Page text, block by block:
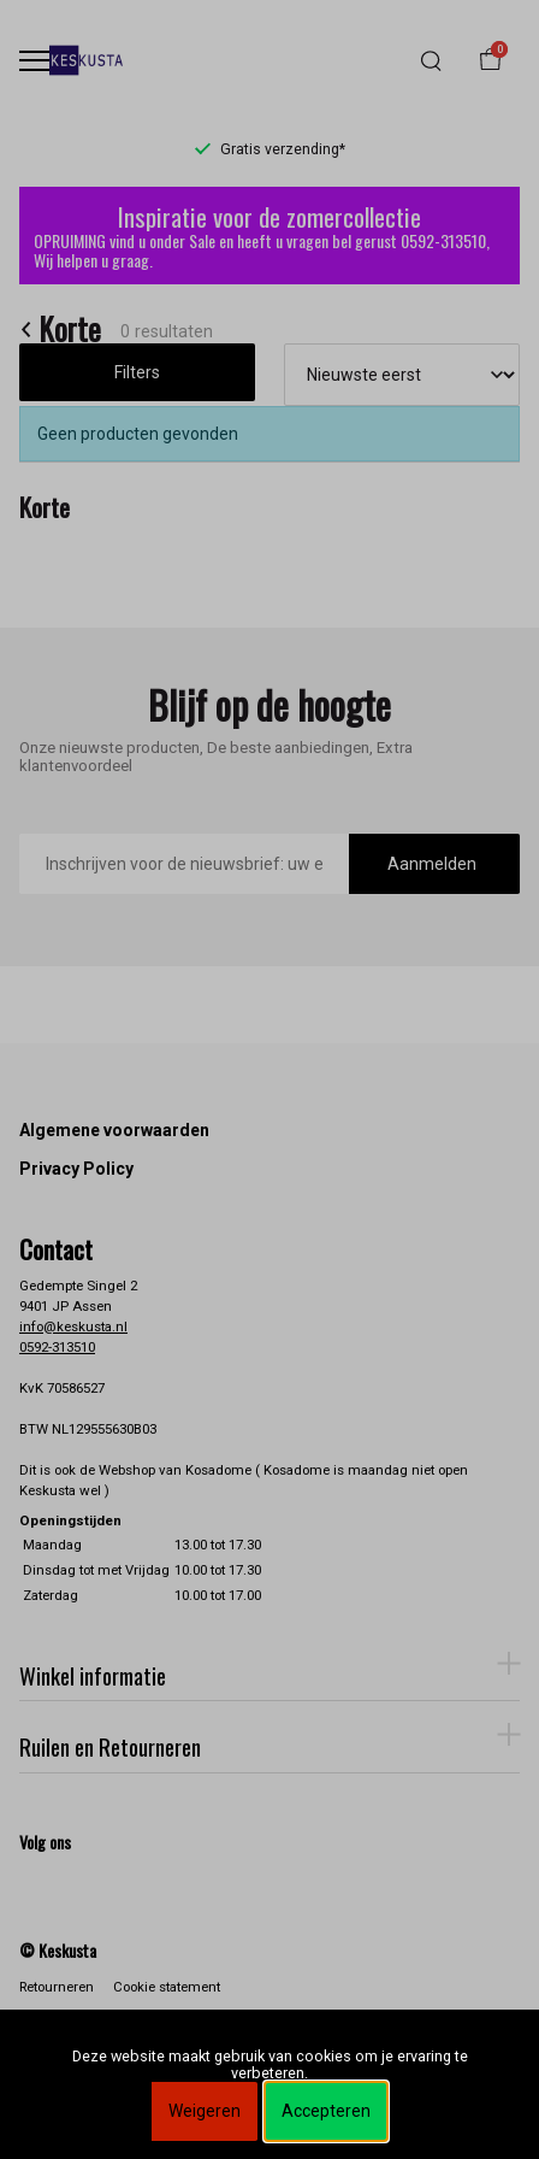
0
Gratis verzending*
Korte
Keskusta
Inspiratie voor de zomercollectie
OPRUIMING vind u onder Sale en heeft u vragen bel gerust 0592-313510,
Wij helpen u graag.
Korte 0 resultaten
Filters
Geen producten gevonden
Korte
Blijf op de hoogte
Onze nieuwste producten, De beste aanbiedingen, Extra
klantenvoordeel
mailadres
Aanmelden
Footer
Algemene voorwaarden
Privacy Policy
Contact
Gedempte Singel 2
9401 JP Assen
info@keskusta.nl
0592-313510
KvK 70586527
BTW NL129555630B03
Dit is ook de Webshop van Kosadome ( Kosadome is maandag niet open
Keskusta wel )
Openingstijden
Maandag
13.00 tot 17.30
Dinsdag tot met Vrijdag 10.00 tot 17.30
Zaterdag
10.00 tot 17.00
Winkel informatie
Ruilen en Retourneren
Volg ons
© Keskusta
Retourneren Cookie statement
Deze website maakt gebruik van cookies om je ervaring te
verbeteren.
Weigeren Accepteren